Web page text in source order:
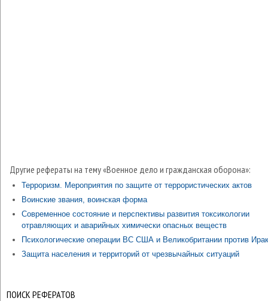
Другие рефераты на тему «Военное дело и гражданская оборона»:
Терроризм. Мероприятия по защите от террористических актов
Воинские звания, воинская форма
Современное состояние и перспективы развития токсикологии
отравляющих и аварийных химически опасных веществ
Психологические операции ВС США и Великобритании против
Защита населения и территорий от чрезвычайных ситуаций
ПОИСК РЕФЕРАТОВ